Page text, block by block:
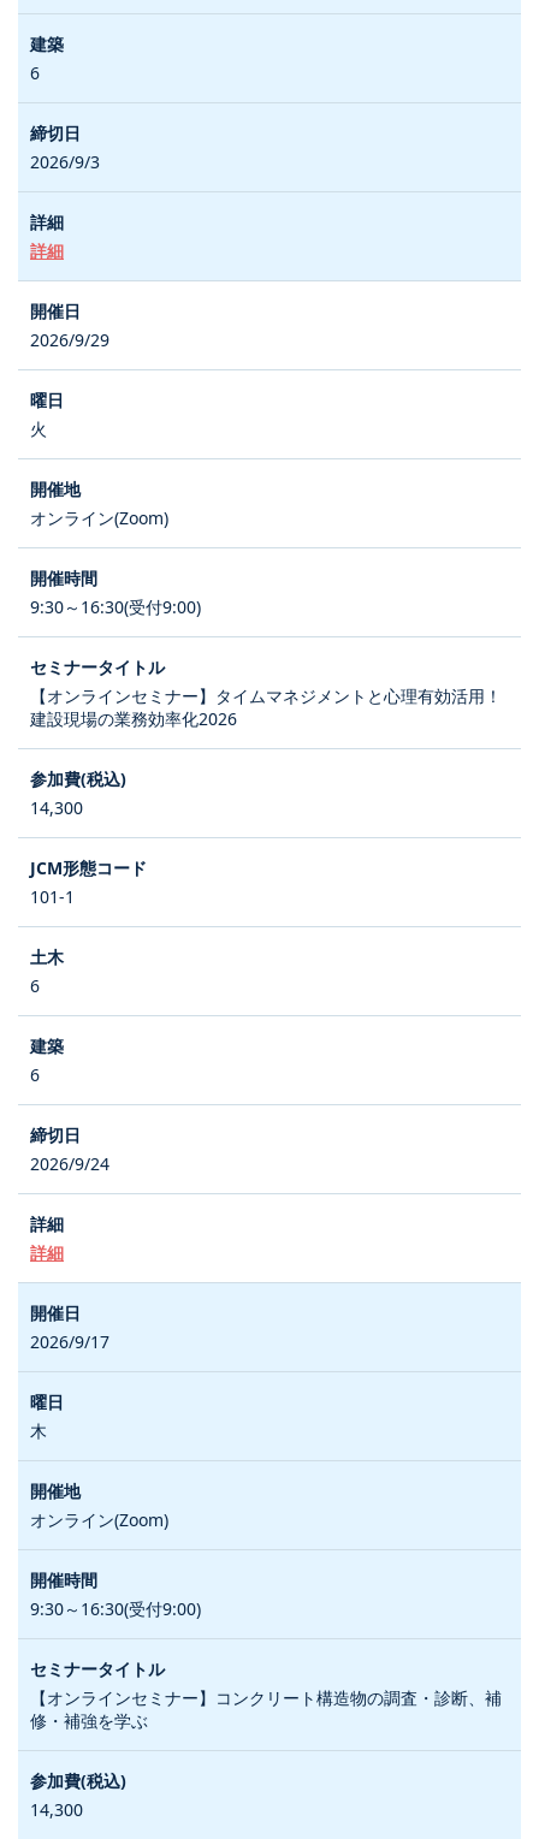
6
2026/9/3
詳細
2026/9/29
火
オンライン(Zoom)
9:30～16:30(受付9:00)
【オンラインセミナー】タイムマネジメントと心理有効活用！
建設現場の業務効率化2026
14,300
101-1
6
6
2026/9/24
詳細
2026/9/17
木
オンライン(Zoom)
9:30～16:30(受付9:00)
【オンラインセミナー】コンクリート構造物の調査・診断、補
修・補強を学ぶ
14,300